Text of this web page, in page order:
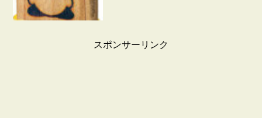
スポンサーリンク